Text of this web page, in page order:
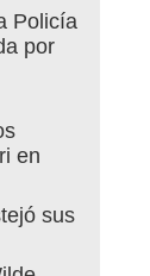
Policía
por
en
sus